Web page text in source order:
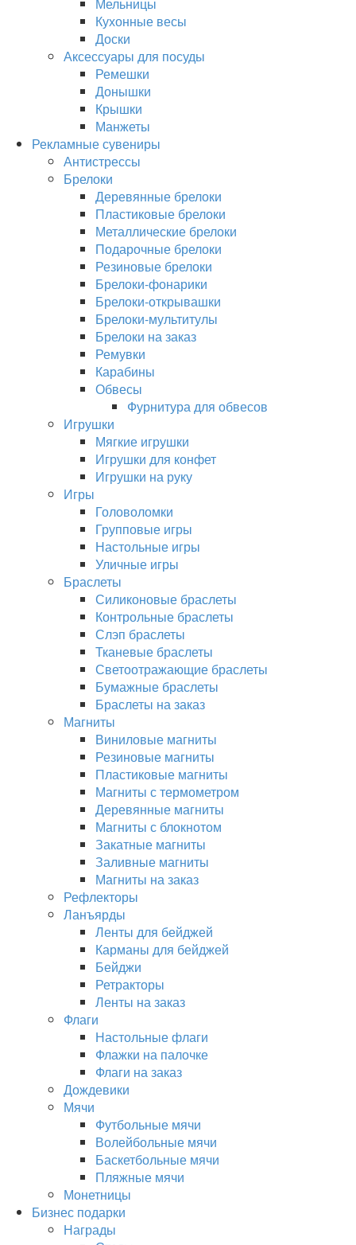
Кухонные весы
Доски
Аксессуары для посуды
Ремешки
Донышки
Крышки
Манжеты
Рекламные сувениры
Антистрессы
Брелоки
Деревянные брелоки
Пластиковые брелоки
Металлические брелоки
Подарочные брелоки
Резиновые брелоки
Брелоки-фонарики
Брелоки-открывашки
Брелоки-мультитулы
Брелоки на заказ
Ремувки
Карабины
Обвесы
Фурнитура для обвесов
Игрушки
Мягкие игрушки
Игрушки для конфет
Игрушки на руку
Игры
Головоломки
Групповые игры
Настольные игры
Уличные игры
Браслеты
Силиконовые браслеты
Контрольные браслеты
Слэп браслеты
Тканевые браслеты
Светоотражающие браслеты
Бумажные браслеты
Браслеты на заказ
Магниты
Виниловые магниты
Резиновые магниты
Пластиковые магниты
Магниты с термометром
Деревянные магниты
Магниты с блокнотом
Закатные магниты
Заливные магниты
Магниты на заказ
Рефлекторы
Ланъярды
Ленты для бейджей
Карманы для бейджей
Бейджи
Ретракторы
Ленты на заказ
Флаги
Настольные флаги
Флажки на палочке
Флаги на заказ
Дождевики
Мячи
Футбольные мячи
Волейбольные мячи
Баскетбольные мячи
Пляжные мячи
Монетницы
Бизнес подарки
Награды